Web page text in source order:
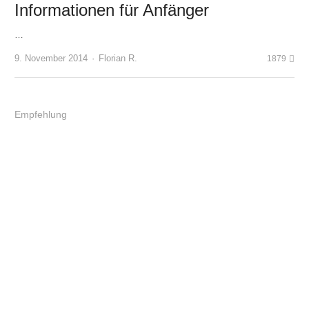
Informationen für Anfänger
…
9. November 2014 Author
Florian R. 1879
Empfehlung